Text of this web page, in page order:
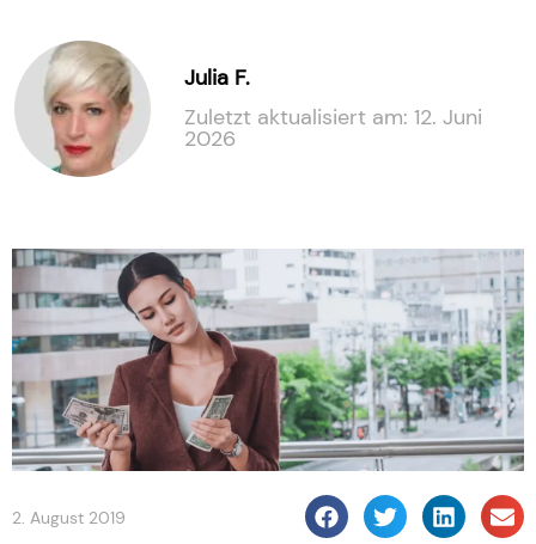
Julia F.
Zuletzt aktualisiert am: 12. Juni
2026
2. August 2019